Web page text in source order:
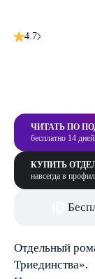
4.7
ЧИТАТЬ ПО
бесплатно 14
КУПИТЬ
навсегда в
Отдельный
Триединства».